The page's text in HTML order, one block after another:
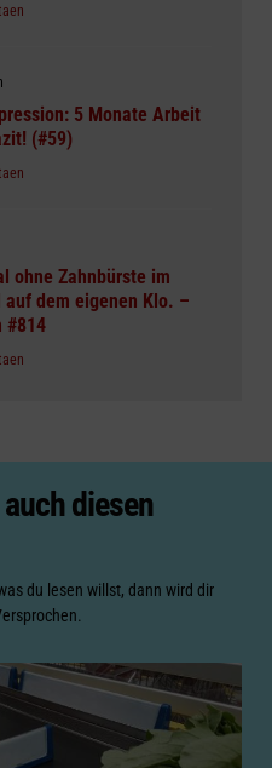
5 Monate Arbeit
(#59)
ohne Zahnbürste im
auf dem eigenen Klo. –
#814
diesen
du lesen willst, dann wird dir